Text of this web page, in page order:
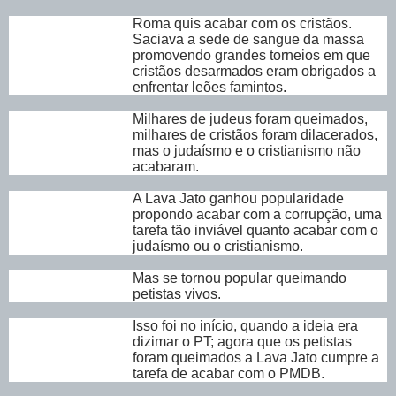
Roma quis acabar com os cristãos.
Saciava a sede de sangue da massa
promovendo grandes torneios em que
cristãos desarmados eram obrigados a
enfrentar leões famintos.
Milhares de judeus foram queimados,
milhares de cristãos foram dilacerados,
mas o judaísmo e o cristianismo não
acabaram.
A Lava Jato ganhou popularidade
propondo acabar com a corrupção, uma
tarefa tão inviável quanto acabar com o
judaísmo ou o cristianismo.
Mas se tornou popular queimando
petistas vivos.
Isso foi no início, quando a ideia era
dizimar o PT; agora que os petistas
foram queimados a Lava Jato cumpre a
tarefa de acabar com o PMDB.